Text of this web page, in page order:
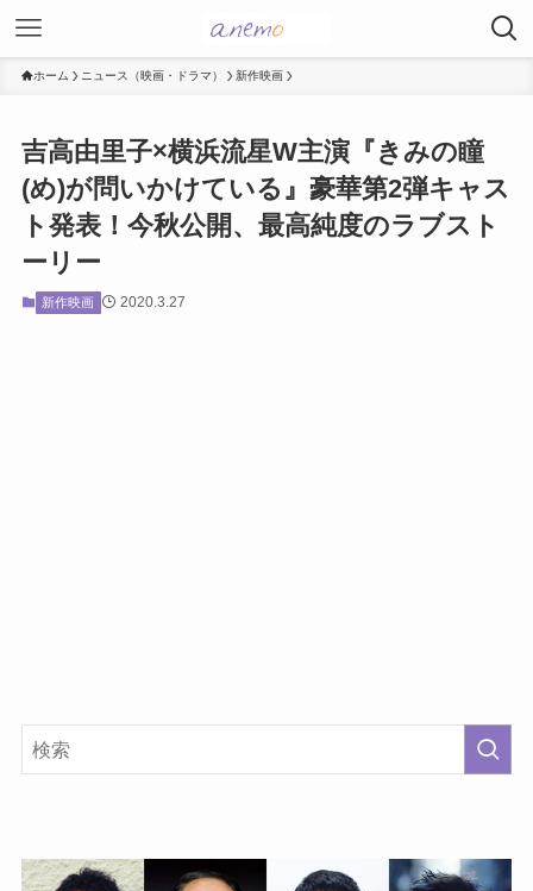
ホーム ニュース（映画・ドラマ） 新作映画
吉高由里子×横浜流星W主演『きみの瞳
(め)が問いかけている』豪華第2弾キャス
ト発表！今秋公開、最高純度のラブスト
ーリー
新作映画 2020.3.27